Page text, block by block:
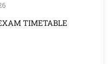
TIMETABLE